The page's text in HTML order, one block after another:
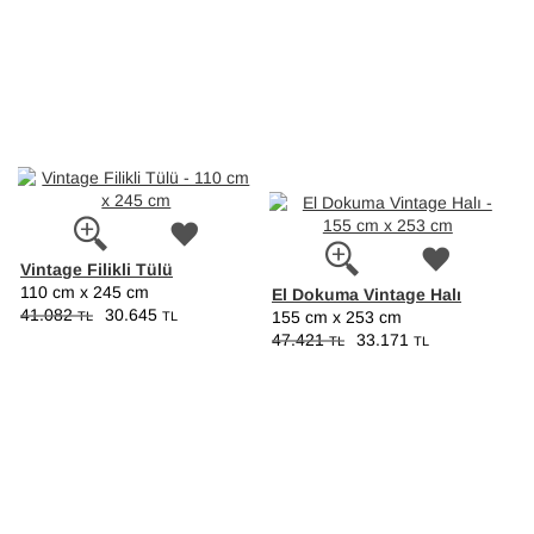
Vintage Filikli Tülü
110 cm x 245 cm
41.082TL 30.645 TL
El Dokuma Vintage Halı
155 cm x 253 cm
47.421TL 33.171 TL